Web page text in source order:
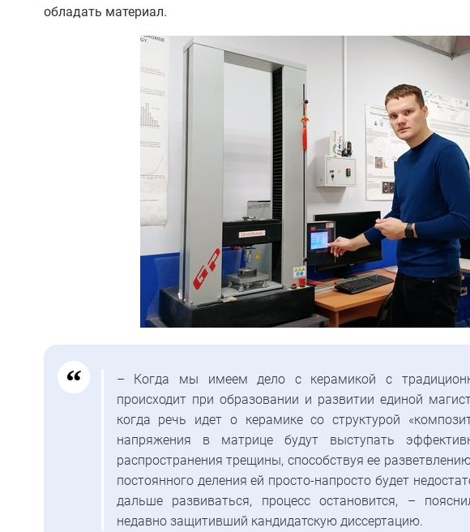
обладать материал.
– Когда мы имеем дело с керамикой с
происходит при образовании и развитии единой
когда речь идет о керамике со структурой
напряжения в матрице будут выступать
распространения трещины, способствуя ее
постоянного деления ей просто-напросто будет
дальше развиваться, процесс остановится, –
недавно защитивший кандидатскую диссертацию.